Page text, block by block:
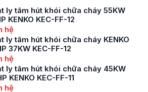
ly tâm hút khói chữa cháy 55KW
KENKO KEC-FF-12
hệ
ly tâm hút khói chữa cháy KENKO
37KW KEC-FF-12
hệ
ly tâm hút khói chữa cháy 45KW
KENKO KEC-FF-11
hệ